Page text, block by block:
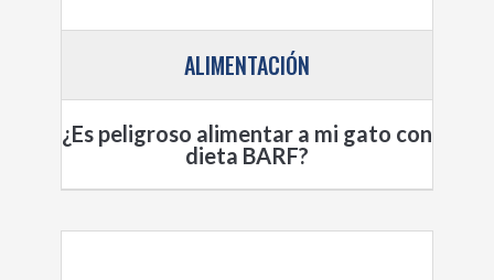
ALIMENTACIÓN
¿Es peligroso alimentar a mi gato con
dieta BARF?